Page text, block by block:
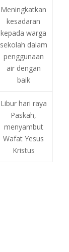
Meningkatkan
kesadaran
kepada warga
sekolah dalam
penggunaan
air dengan
baik
Libur hari raya
Paskah,
menyambut
Wafat Yesus
Kristus